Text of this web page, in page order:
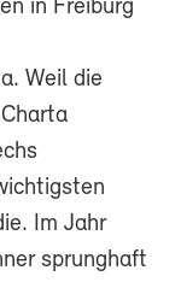
in Freiburg
Weil die
Im Jahr
sprunghaft